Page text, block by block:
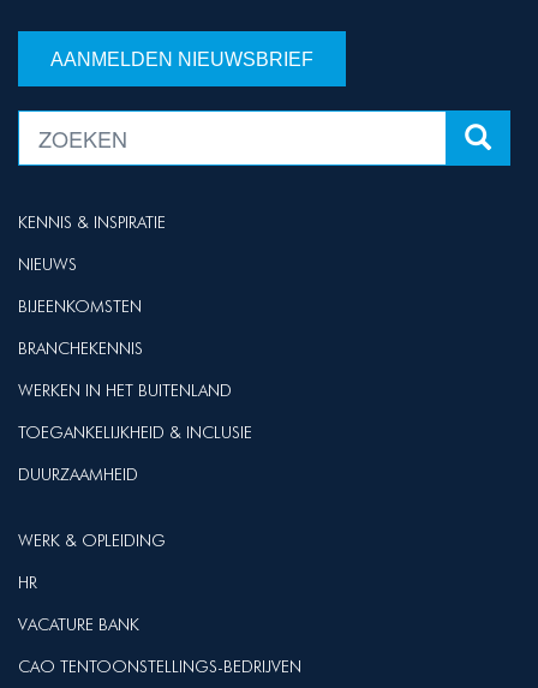
AANMELDEN NIEUWSBRIEF
KENNIS & INSPIRATIE
NIEUWS
BIJEENKOMSTEN
BRANCHEKENNIS
WERKEN IN HET BUITENLAND
TOEGANKELIJKHEID & INCLUSIE
DUURZAAMHEID
WERK & OPLEIDING
HR
VACATURE BANK
CAO TENTOONSTELLINGS-BEDRIJVEN